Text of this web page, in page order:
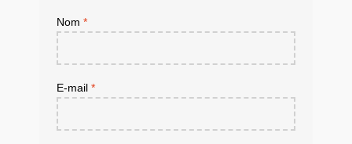
Nom *
E-mail *